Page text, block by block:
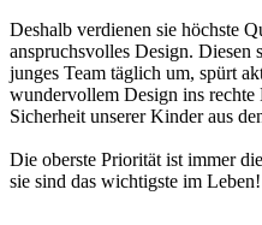
Deshalb verdienen sie höchste
anspruchsvolles Design. Diesen
junges Team täglich um, spürt
wundervollem Design ins
Sicherheit unserer Kinder aus
Die oberste Priorität ist immer
sie sind das wichtigste im Leben!